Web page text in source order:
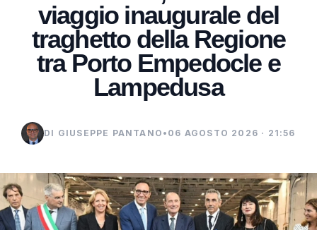
viaggio inaugurale del
traghetto della Regione
tra Porto Empedocle e
Lampedusa
DI GIUSEPPE PANTANO • 06 AGOSTO 2026 · 21:56